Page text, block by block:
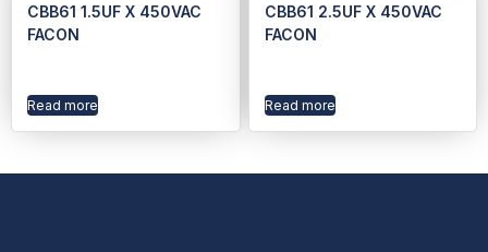
CBB61 1.5UF X 450VAC
FACON
Read more
CBB61 2.5UF X 450VAC
FACON
Read more